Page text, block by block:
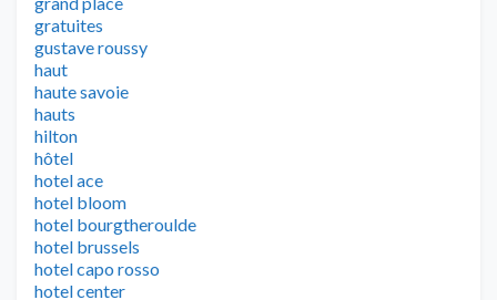
gratuites
gustave roussy
haut
haute savoie
hauts
hilton
hôtel
hotel ace
hotel bloom
hotel bourgtheroulde
hotel brussels
hotel capo rosso
hotel center